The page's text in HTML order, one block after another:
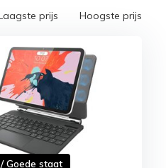
prijs Hoogste prijs
Goede staat